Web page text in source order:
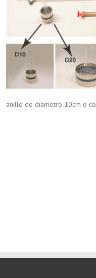
anillo de diámetro 10cm o